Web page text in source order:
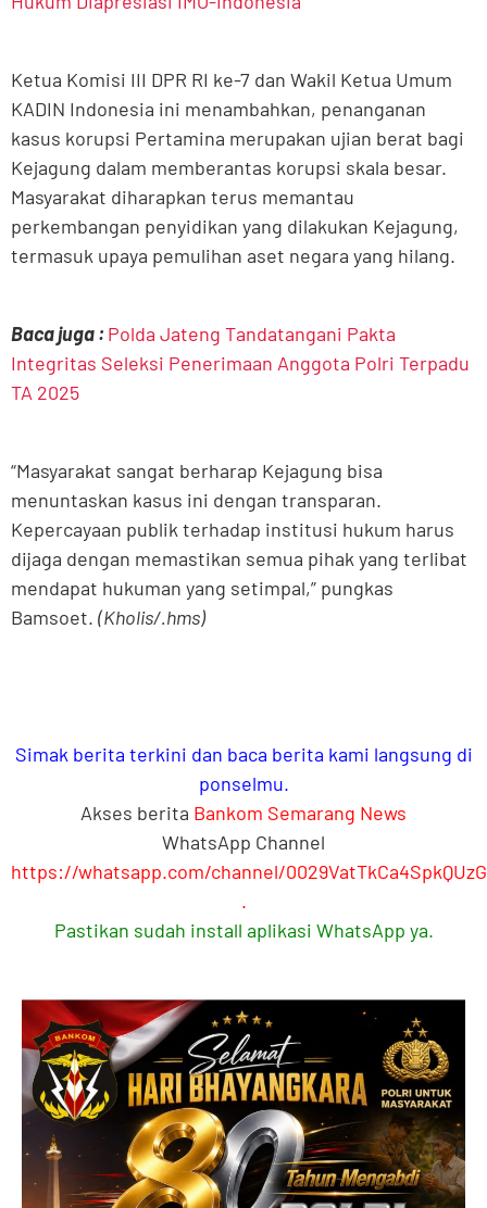
Ketua Komisi III DPR RI ke-7 dan Wakil Ketua Umum
KADIN Indonesia ini menambahkan, penanganan
kasus korupsi Pertamina merupakan ujian berat bagi
Kejagung dalam memberantas korupsi skala besar.
Masyarakat diharapkan terus memantau
perkembangan penyidikan yang dilakukan Kejagung,
termasuk upaya pemulihan aset negara yang hilang.
Baca juga : Polda Jateng Tandatangani Pakta
Integritas Seleksi Penerimaan Anggota Polri Terpadu
TA 2025
“Masyarakat sangat berharap Kejagung bisa
menuntaskan kasus ini dengan transparan.
Kepercayaan publik terhadap institusi hukum harus
dijaga dengan memastikan semua pihak yang terlibat
mendapat hukuman yang setimpal,” pungkas
Bamsoet. (Kholis/.hms)
Simak berita terkini dan baca berita kami langsung di
ponselmu.
Akses berita Bankom Semarang News
WhatsApp Channel
https://whatsapp.com/channel/
.
Pastikan sudah install aplikasi WhatsApp ya.